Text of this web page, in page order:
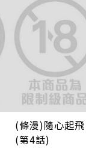
(條漫)隨心起飛
(第4話)